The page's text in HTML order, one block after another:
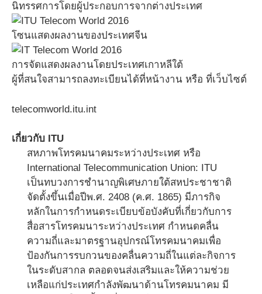
นิทรรศการโดยผู้ประกอบการจากต่างประเทศ
โซนแสดงผลงานของประเทศจีน
การจัดแสดงผลงานโดยประเทศเกาหลีใต้
ผู้ที่สนใจสามารถลงทะเบียนได้ที่หน้างาน หรือ ที่เว็บไซต์
telecomworld.itu.int
เกี่ยวกับ ITU
สหภาพโทรคมนาคมระหว่างประเทศ หรือ
International Telecommunication Union: ITU
เป็นทบวงการชำนาญพิเศษภายใต้สหประชาชาติ
จัดตั้งขึ้นเมื่อปีพ.ศ. 2408 (ค.ศ. 1865) มีภารกิจ
หลักในการกำหนดระเบียบข้อบังคับที่เกี่ยวกับการ
สื่อสารโทรคมนาระหว่างประเทศ กำหนดคลื่น
ความถี่และมาตรฐานอุปกรณ์โทรคมนาคมเพื่อ
ป้องกันการรบกวนของคลื่นความถี่ในแต่ละกิจการ
ในระดับสากล ตลอดจนส่งเสริมและให้ความช่วย
เหลือแก่ประเทศกำลังพัฒนาด้านโทรคมนาคม มี